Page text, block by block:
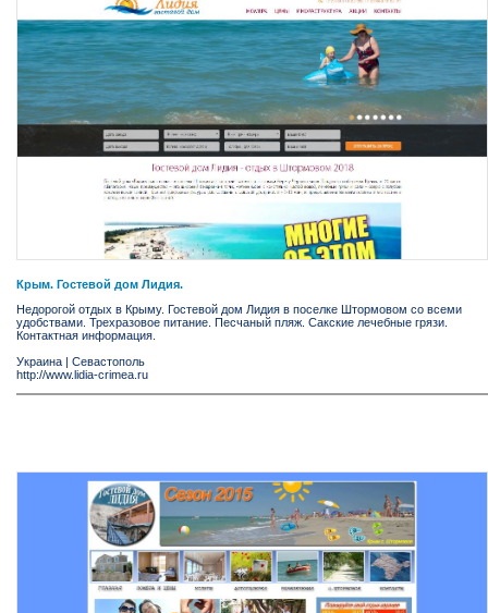
Крым. Гостевой дом Лидия.
Недорогой отдых в Крыму. Гостевой дом Лидия в поселке Штормовом со всеми
удобствами. Трехразовое питание. Песчаный пляж. Сакские лечебные грязи.
Контактная информация.
Украина | Севастополь
http://www.lidia-crimea.ru